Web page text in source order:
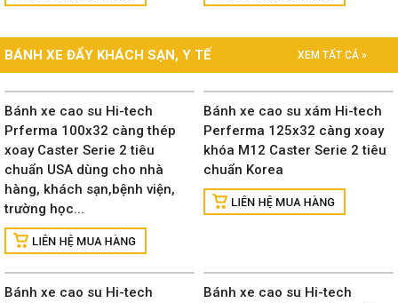
BÁNH XE ĐẨY KHÁCH SẠN, Y TẾ XEM TẤT CẢ »
Bánh xe cao su Hi-tech
Prferma 100x32 càng thép
xoay Caster Serie 2 tiêu
chuẩn USA dùng cho nhà
hàng, khách sạn,bệnh viện,
trường học...
Bánh xe cao su xám Hi-tech
Perferma 125x32 càng xoay
khóa M12 Caster Serie 2 tiêu
chuẩn Korea
Bánh xe cao su Hi-tech
Bánh xe cao su Hi-tech